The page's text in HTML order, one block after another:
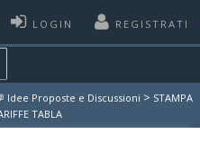
LOGIN REGISTRATI
Idee Proposte e Discussioni > STAMPA
TABLA